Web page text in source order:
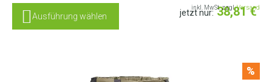
jetzt nur: 38,81€
inkl. MwSt. zzgl.Versand
Ausführung wählen
%